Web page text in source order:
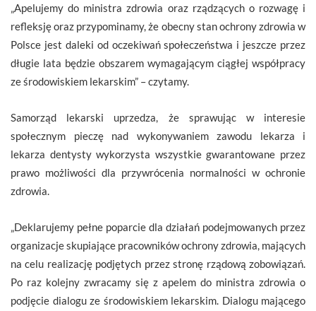
„Apelujemy do ministra zdrowia oraz rządzących o rozwagę i
refleksję oraz przypominamy, że obecny stan ochrony zdrowia w
Polsce jest daleki od oczekiwań społeczeństwa i jeszcze przez
długie lata będzie obszarem wymagającym ciągłej współpracy
ze środowiskiem lekarskim” – czytamy.
Samorząd lekarski uprzedza, że sprawując w interesie
społecznym pieczę nad wykonywaniem zawodu lekarza i
lekarza dentysty wykorzysta wszystkie gwarantowane przez
prawo możliwości dla przywrócenia normalności w ochronie
zdrowia.
„Deklarujemy pełne poparcie dla działań podejmowanych przez
organizacje skupiające pracowników ochrony zdrowia, mających
na celu realizację podjętych przez stronę rządową zobowiązań.
Po raz kolejny zwracamy się z apelem do ministra zdrowia o
podjęcie dialogu ze środowiskiem lekarskim. Dialogu mającego